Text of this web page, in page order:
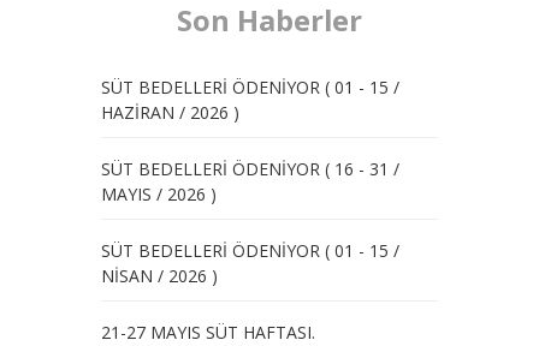
Son Haberler
SÜT BEDELLERİ ÖDENİYOR ( 01 - 15 /
HAZİRAN / 2026 )
SÜT BEDELLERİ ÖDENİYOR ( 16 - 31 /
MAYIS / 2026 )
SÜT BEDELLERİ ÖDENİYOR ( 01 - 15 /
NİSAN / 2026 )
21-27 MAYIS SÜT HAFTASI.